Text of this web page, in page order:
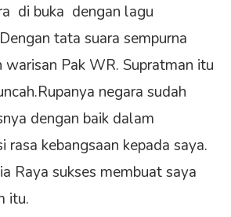
di buka dengan lagu
tata suara sempurna
warisan Pak WR. Supratman itu
negara sudah
dengan baik dalam
rasa kebangsaan kepada saya.
Raya sukses membuat saya
itu.